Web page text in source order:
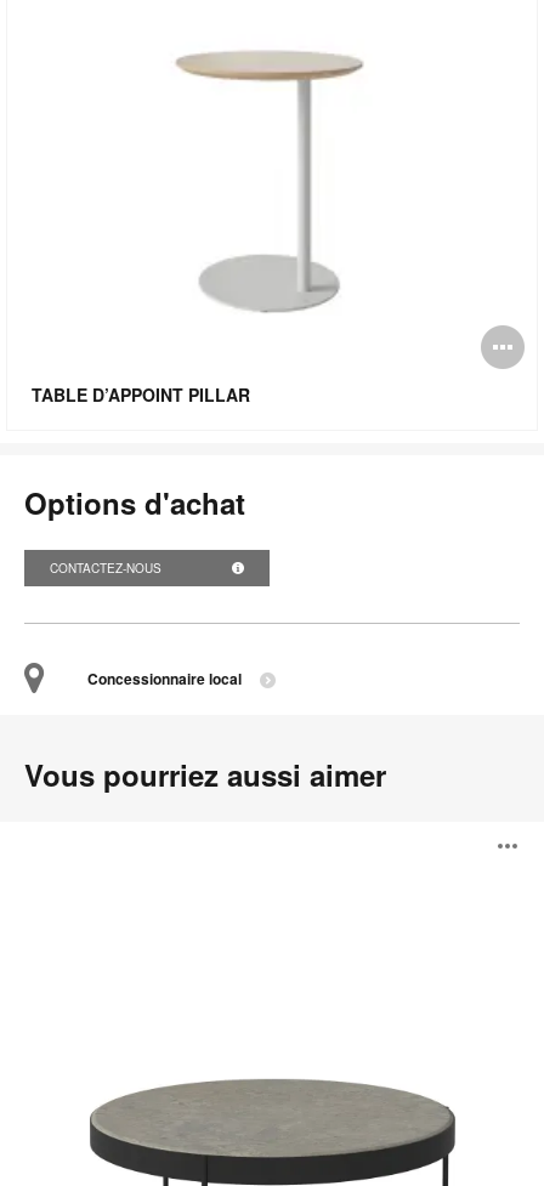
TABLE D’APPOINT PILLAR
Options d'achat
CONTACTEZ-NOUS
Concessionnaire local
Vous pourriez aussi aimer